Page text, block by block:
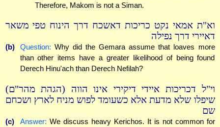
Therefore, Makom is not a Siman.
וא"ת אמאי נקט כריכות דאשכח דרך הינוח טפי משאר
דאיירי דרך נפילה
(b) Question: Why did the Gemara assume that loaves more
than other items have a greater likelihood of being found
Derech Hinu'ach than Derech Nefilah?
וי"ל דכריכות איידי דיקירי אינו הווה (הגהת מהר"ם)
שיפלו שלא מדעת אלא כשעומד לפוש מניח לארץ ושכחם
שם
(c) Answer: We discuss heavy Kerichos. It is not common for